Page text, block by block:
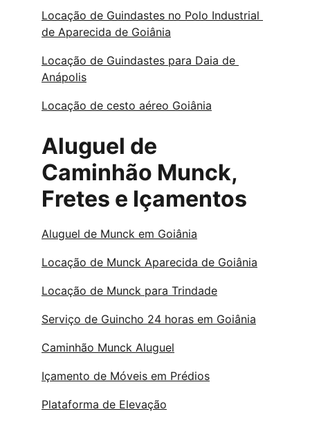
Locação de Guindastes no Polo Industrial
de Aparecida de Goiânia
Locação de Guindastes para Daia de
Anápolis
Locação de cesto aéreo Goiânia
Aluguel de
Caminhão Munck,
Fretes e Içamentos
Aluguel de Munck em Goiânia
Locação de Munck Aparecida de Goiânia
Locação de Munck para Trindade
Serviço de Guincho 24 horas em Goiânia
Caminhão Munck Aluguel
Içamento de Móveis em Prédios
Plataforma de Elevação